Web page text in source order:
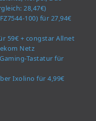
28,47€)
100) für 27,94€
59€ + congstar Allnet
Netz
Gaming-Tastatur für
Ixolino für 4,99€